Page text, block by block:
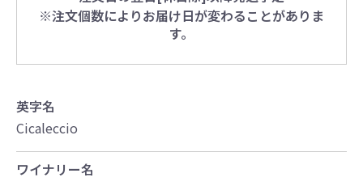
※注文個数によりお届け日が変わることがありま
す。
英字名
Cicaleccio
ワイナリー名